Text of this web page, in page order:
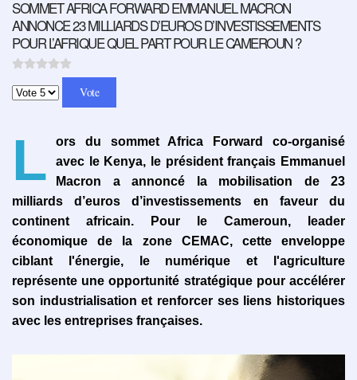
SOMMET AFRICA FORWARD EMMANUEL MACRON
ANNONCE 23 MILLIARDS D’EUROS D’INVESTISSEMENTS
POUR L’AFRIQUE QUEL PART POUR LE CAMEROUN ?
Veuillez voter
L
ors du sommet Africa Forward co-organisé
avec le Kenya, le président français Emmanuel
Macron a annoncé la mobilisation de 23
milliards d’euros d’investissements en faveur du
continent africain. Pour le Cameroun, leader
économique de la zone CEMAC, cette enveloppe
ciblant l'énergie, le numérique et l'agriculture
représente une opportunité stratégique pour accélérer
son industrialisation et renforcer ses liens historiques
avec les entreprises françaises.